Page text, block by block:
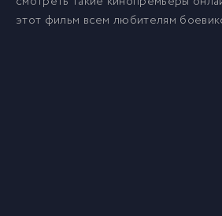
этот фильм всем любителям